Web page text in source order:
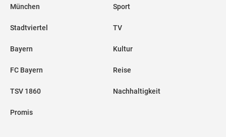
München
Stadtviertel
Bayern
FC Bayern
TSV 1860
Promis
Sport
TV
Kultur
Reise
Nachhaltigkeit